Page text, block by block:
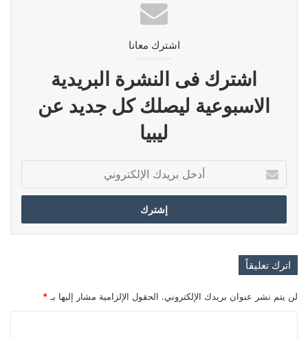
اشترك معانا
اشترك فى النشرة البريدية
الاسبوعية ليصلك كل جديد عن
ليبيا
بريدك
الإلكتروني
اترك تعليقاً
لن يتم نشر عنوان بريدك الإلكتروني. الحقول الإلزامية مشار إليها بـ *